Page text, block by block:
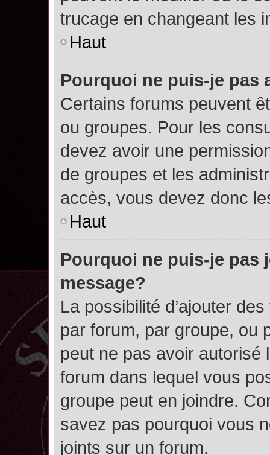
trucage en changeant les
Haut
Pourquoi ne puis-je pas
Certains forums peuvent
ou groupes. Pour les
devez avoir une
de groupes et les
accès, vous devez donc
Haut
Pourquoi ne puis-je pas
message?
La possibilité d’ajouter
par forum, par groupe, ou
peut ne pas avoir autorisé
forum dans lequel vous
groupe peut en joindre.
savez pas pourquoi vous
joints sur un forum.